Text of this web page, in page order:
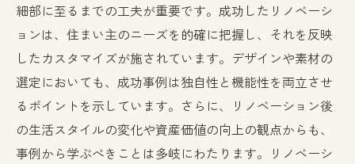
細部に至るまでの工夫が重要です。成功したリノベーシ
ョンは、住まい主のニーズを的確に把握し、それを反映
したカスタマイズが施されています。デザインや素材の
選定においても、成功事例は独自性と機能性を両立させ
るポイントを示しています。さらに、リノベーション後
の生活スタイルの変化や資産価値の向上の観点からも、
事例から学ぶべきことは多岐にわたります。リノベーシ